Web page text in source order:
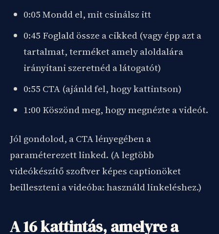
0:05 Mondd el, mit csinálsz itt
0:45 Foglald össze a cikked (vagy épp azt a
tartalmat, terméket amely aloldalára
irányítani szeretnéd a látogatót)
0:55 CTA (ajánld fel, hogy kattintson)
1:00 Köszönd meg, hogy megnézte a videót.
Jól gondolod, a CTA lényegében a
paraméterezett linked. (A legtöbb
videókészítő szoftver képes captionöket
beilleszteni a videóba: használd linkeléshez.)
A 16 kattintás, amelyre a